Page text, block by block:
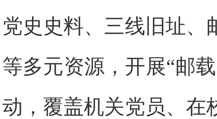
党史史料、三线旧址、
等多元资源，开展“邮
动，覆盖机关党员、在